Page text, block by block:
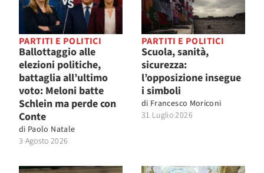
PARTITI E POLITICI
Ballottaggio alle
elezioni politiche,
battaglia all’ultimo
voto: Meloni batte
Schlein ma perde con
Conte
di Paolo Natale
3 Agosto 2026
PARTITI E POLITICI
Scuola, sanità,
sicurezza:
l’opposizione insegue
i simboli
di Francesco Moriconi
31 Luglio 2026